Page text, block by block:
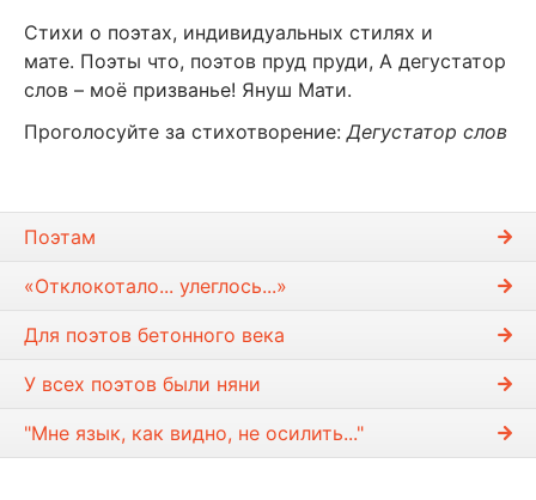
Стихи о поэтах, индивидуальных стилях и
мате. Поэты что, поэтов пруд пруди, А дегустатор
слов – моё призванье! Януш Мати.
Проголосуйте за стихотворение:Дегустатор слов
Поэтам
«Отклокотало... улеглось...»
Для поэтов бетонного века
У всех поэтов были няни
"Мне язык, как видно, не осилить..."